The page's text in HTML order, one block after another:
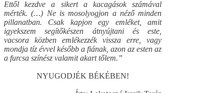
Ettől kezdve a sikert a kacagások számával
mérték. (…) Ne is mosolyogjon a néző minden
pillanatban. Csak kapjon egy emléket, amit
igyekszem segítőkészen átnyújtani és este,
vacsora közben emlékezzék vissza erre, vagy
mondja tíz évvel később a fiának, azon az esten az
a furcsa színész valamit akart tőlem.”
NYUGODJÉK BÉKÉBEN!